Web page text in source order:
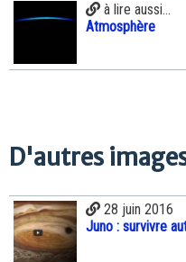
à lire aussi...
Atmosphère
D'autres
28 juin 2016
Juno : survivre